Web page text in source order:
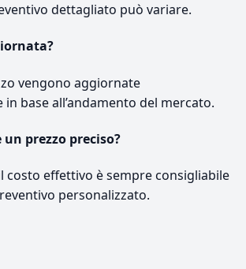
dettagliato può variare.
vengono aggiornate
base all’andamento del mercato.
prezzo preciso?
costo effettivo è sempre consigliabile
personalizzato.